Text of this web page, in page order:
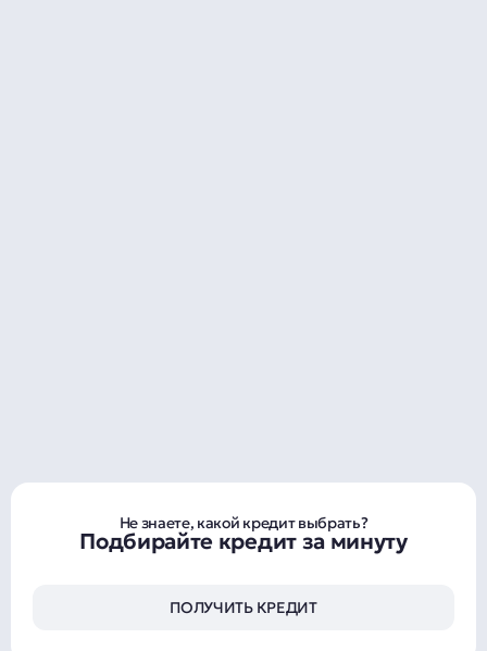
Не знаете, какой кредит выбрать?
Подбирайте кредит за минуту
ПОЛУЧИТЬ КРЕДИТ